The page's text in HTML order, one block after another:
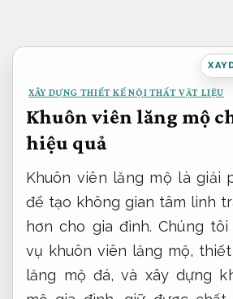
nội
XÂY DỰNG THIẾT KẾ NỘI THẤT VẬT LIỆU
Khuôn viên lăng mộ
hiệu quả
Khuôn viên lăng mộ là giải
để tạo không gian tâm linh
hơn cho gia đình. Chúng
vụ khuôn viên lăng mộ,
lăng mộ đá, và xây dựng